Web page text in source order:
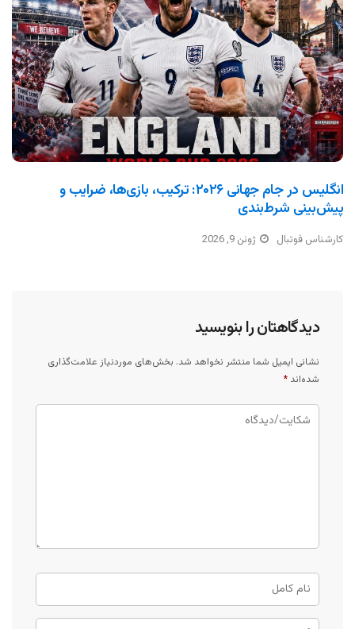
انگلیس در جام جهانی ۲۰۲۶: ترکیب، بازی‌ها، ضرایب و
پیش‌بینی شرط‌بندی
کارشناس فوتبال ژوئن 9, 2026
دیدگاهتان را بنویسید
نشانی ایمیل شما منتشر نخواهد شد. بخش‌های موردنیاز علامت‌گذاری
شده‌اند *